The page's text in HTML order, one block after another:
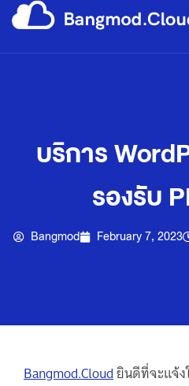
บริการ
รองรับ
Bangmod February 7, 2023
Bangmod.Cloudยินดีที่จะแจ้ง